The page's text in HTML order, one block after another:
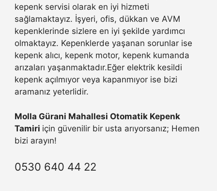
kepenk servisi olarak en iyi hizmeti
sağlamaktayız. İşyeri, ofis, dükkan ve AVM
kepenklerinde sizlere en iyi şekilde yardımcı
olmaktayız. Kepenklerde yaşanan sorunlar ise
kepenk alıcı, kepenk motor, kepenk kumanda
arızaları yaşanmaktadır.Eğer elektrik kesildi
kepenk açılmıyor veya kapanmıyor ise bizi
aramanız yeterlidir.
Molla Gürani Mahallesi Otomatik Kepenk
Tamiri için güvenilir bir usta arıyorsanız; Hemen
bizi arayın!
0530 640 44 22